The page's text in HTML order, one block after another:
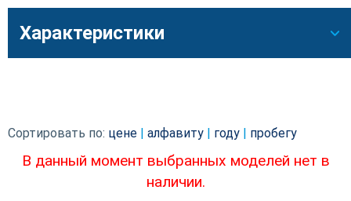
Характеристики
Сортировать по: цене алфавиту году пробегу
В данный момент выбранных моделей нет в
наличии.